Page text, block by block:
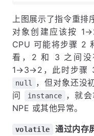
上图展示了指令重排
对象创建应该按
CPU 可能将步骤 2
看，2 和 3 之间没
1→3→2，此时步骤
null
，但对象还没
问
instance
，就
NPE 或其他异常。
volatile 通过内存